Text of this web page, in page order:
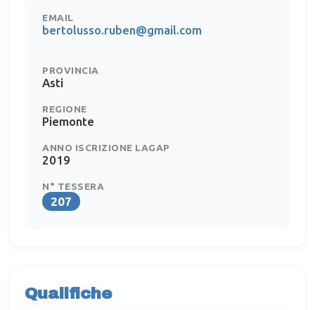
EMAIL
bertolusso.ruben@gmail.com
PROVINCIA
Asti
REGIONE
Piemonte
ANNO ISCRIZIONE LAGAP
2019
N° TESSERA
207
Qualifiche